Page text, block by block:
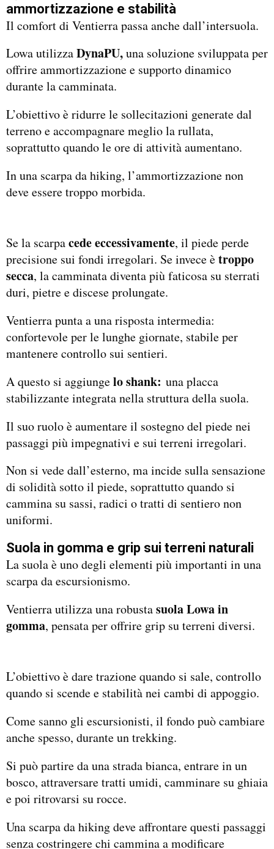
ammortizzazione e stabilità
Il comfort di Ventierra passa anche dall’intersuola.
Lowa utilizzaDynaPU,una soluzione sviluppata per
offrire ammortizzazione e supporto dinamico
durante la camminata.
L’obiettivo è ridurre le sollecitazioni generate dal
terreno e accompagnare meglio la rullata,
soprattutto quando le ore di attività aumentano.
In una scarpa da hiking, l’ammortizzazione non
deve essere troppo morbida.
Se la scarpacede eccessivamente, il piede perde
precisione sui fondi irregolari. Se invece ètroppo
secca, la camminata diventa più faticosa su sterrati
duri, pietre e discese prolungate.
Ventierra punta a una risposta intermedia:
confortevole per le lunghe giornate, stabile per
mantenere controllo sui sentieri.
A questo si aggiungelo shank: una placca
stabilizzante integrata nella struttura della suola.
Il suo ruolo è aumentare il sostegno del piede nei
passaggi più impegnativi e sui terreni irregolari.
Non si vede dall’esterno, ma incide sulla sensazione
di solidità sotto il piede, soprattutto quando si
cammina su sassi, radici o tratti di sentiero non
uniformi.
Suola in gomma e grip sui terreni naturali
La suola è uno degli elementi più importanti in una
scarpa da escursionismo.
Ventierra utilizza una robustasuola Lowa in
gomma, pensata per offrire grip su terreni diversi.
L’obiettivo è dare trazione quando si sale, controllo
quando si scende e stabilità nei cambi di appoggio.
Come sanno gli escursionisti, il fondo può cambiare
anche spesso, durante un trekking.
Si può partire da una strada bianca, entrare in un
bosco, attraversare tratti umidi, camminare su ghiaia
e poi ritrovarsi su rocce.
Una scarpa da hiking deve affrontare questi passaggi
senza costringere chi cammina a modificare